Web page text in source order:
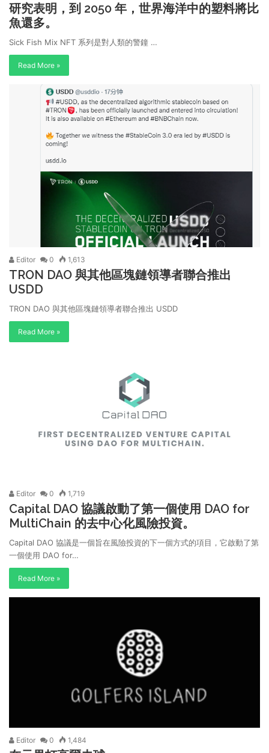
研究表明，到 2050 年，世界海洋中的塑料將比
魚還多。
Sick Fish Mix NFT 系列是對人類的警鐘 …
Read More »
Editor 0 1,613
TRON DAO 與其他區塊鏈領導者聯合推出
USDD
TRON DAO 與其他區塊鏈領導者聯合推出 USDD
Read More »
Editor 0 1,719
Capital DAO 協議啟動了第一個使用 DAO for
MultiChain 的去中心化風險投資。
Capital DAO 協議是一個旨在風險投資的下一個方式的項目，它啟動了第
一個使用 DAO for…
Read More »
Editor 0 1,484